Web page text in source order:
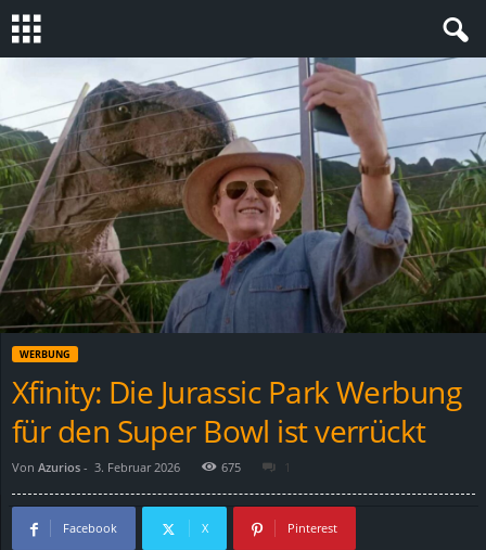
t
e
v
i
n
WERBUNG
Xfinity: Die Jurassic Park Werbung
für den Super Bowl ist verrückt
Von Azurios - 3. Februar 2026 675 1
Facebook X Pinterest